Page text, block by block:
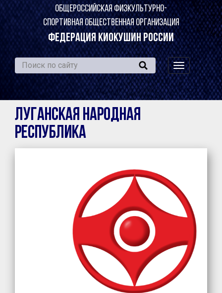
ОБЩЕРОССИЙСКАЯ ФИЗКУЛЬТУРНО-
СПОРТИВНАЯ ОБЩЕСТВЕННАЯ ОРГАНИЗАЦИЯ
ФЕДЕРАЦИЯ КИОКУШИН РОССИИ
навигация
по
сайту
Луганская Народная
Республика